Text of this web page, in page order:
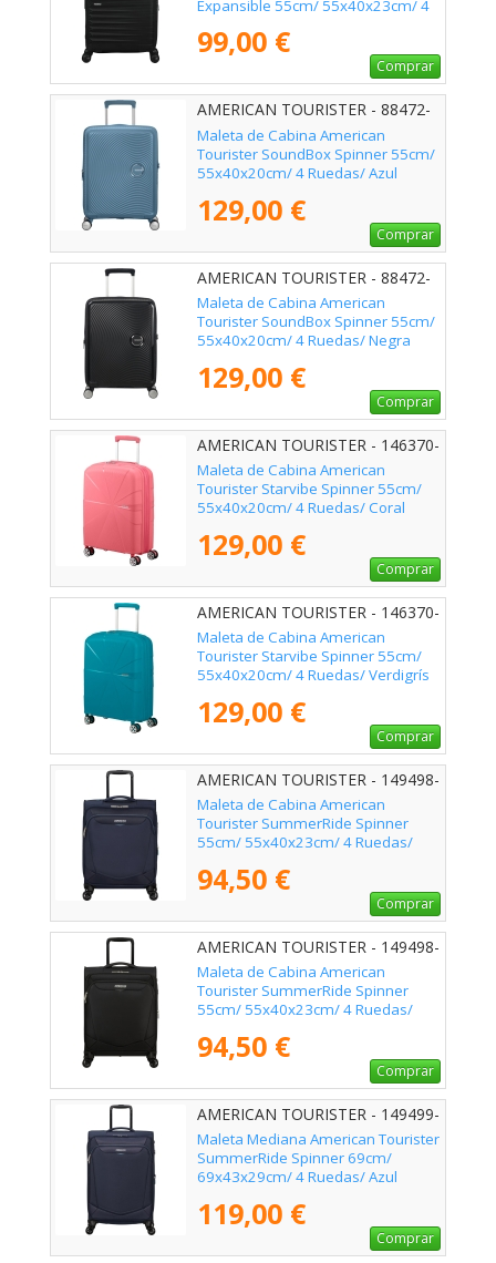
Expansible 55cm/ 55x40x23cm/ 4
99,00 €
Comprar
AMERICAN TOURISTER - 88472-
E612
Maleta de Cabina American
Tourister SoundBox Spinner 55cm/
55x40x20cm/ 4 Ruedas/ Azul
129,00 €
Comprar
AMERICAN TOURISTER - 88472-
1027
Maleta de Cabina American
Tourister SoundBox Spinner 55cm/
55x40x20cm/ 4 Ruedas/ Negra
129,00 €
Comprar
AMERICAN TOURISTER - 146370-
A039
Maleta de Cabina American
Tourister Starvibe Spinner 55cm/
55x40x20cm/ 4 Ruedas/ Coral
129,00 €
Comprar
AMERICAN TOURISTER - 146370-
A029
Maleta de Cabina American
Tourister Starvibe Spinner 55cm/
55x40x20cm/ 4 Ruedas/ Verdigrís
129,00 €
Comprar
AMERICAN TOURISTER - 149498-
1596
Maleta de Cabina American
Tourister SummerRide Spinner
55cm/ 55x40x23cm/ 4 Ruedas/
94,50 €
Comprar
AMERICAN TOURISTER - 149498-
1041
Maleta de Cabina American
Tourister SummerRide Spinner
55cm/ 55x40x23cm/ 4 Ruedas/
94,50 €
Comprar
AMERICAN TOURISTER - 149499-
1596
Maleta Mediana American Tourister
SummerRide Spinner 69cm/
69x43x29cm/ 4 Ruedas/ Azul
119,00 €
Comprar